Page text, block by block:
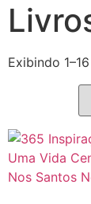
Exibindo